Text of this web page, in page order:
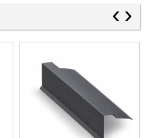
‹ ›